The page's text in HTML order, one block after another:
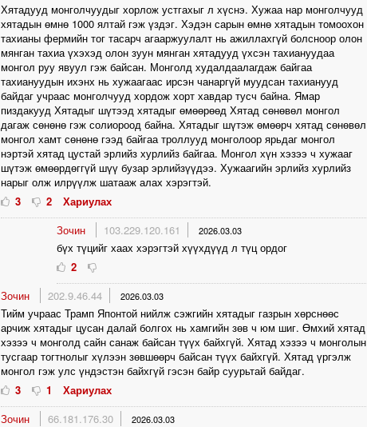
Хятадууд монголчуудыг хорлож устгахыг л хүснэ. Хужаа нар монголчууд
хятадын өмнө 1000 ялтай гэж үздэг. Хэдэн сарын өмнө хятадын томоохон
тахианы фермийн тог тасарч агааржуулалт нь ажиллахгүй болсноор олон
мянган тахиа үхэхэд олон зуун мянган хятадууд үхсэн тахиануудаа
монгол руу явуул гэж байсан. Монголд худалдаалагдаж байгаа
тахиануудын ихэнх нь хужаагаас ирсэн чанаргүй муудсан тахианууд
байдаг учраас монголчууд хордож хорт хавдар тусч байна. Ямар
пиздакууд Хятадыг шүтээд хятадыг өмөөрөөд Хятад сөнөвөл монгол
дагаж сөнөнө гэж солиороод байна. Хятадыг шүтэж өмөөрч хятад сөнөвөл
монгол хамт сөнөнө гээд байгаа троллууд монголоор ярьдаг монгол
нэртэй хятад цустай эрлийз хурлийз байгаа. Монгол хүн хэзээ ч хужааг
шүтэж өмөөрдөггүй шүү бузар эрлийзүүдээ. Хужаагийн эрлийз хурлийз
нарыг олж илрүүлж шатааж алах хэрэгтэй.
3
2
Хариулах
Зочин
103.229.120.161 2026.03.03
бүх түцийг хаах хэрэгтэй хүүхдүүд л түц ордог
2
Зочин
202.9.46.44 2026.03.03
Тийм учраас Трамп Японтой нийлж сэжгийн хятадыг газрын хөрснөөс
арчиж хятадыг цусан далай болгох нь хамгийн зөв ч юм шиг. Өмхий хятад
хэзээ ч монголд сайн санаж байсан түүх байхгүй. Хятад хэзээ ч монголын
тусгаар тогтнолыг хүлээн зөвшөөрч байсан түүх байхгүй. Хятад үргэлж
монгол гэж улс үндэстэн байхгүй гэсэн байр суурьтай байдаг.
3
1
Хариулах
Зочин
66.181.176.30 2026.03.03